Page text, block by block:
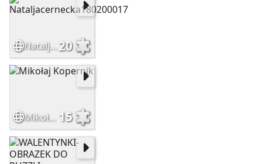
Nataljacernecka18020001720
Mikołaj Kopernik 15